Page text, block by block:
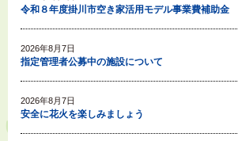
令和８年度掛川市空き家活用モデル事業費補助金
2026年8月7日
指定管理者公募中の施設について
2026年8月7日
安全に花火を楽しみましょう